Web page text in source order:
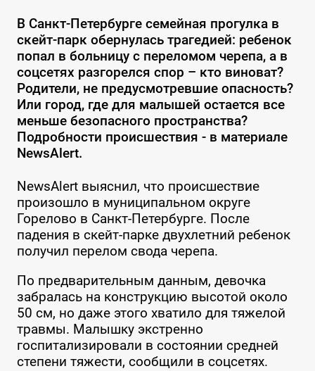
В Санкт-Петербурге семейная прогулка в
скейт-парк обернулась трагедией: ребенок
попал в больницу с переломом черепа, а в
соцсетях разгорелся спор – кто виноват?
Родители, не предусмотревшие опасность?
Или город, где для малышей остается все
меньше безопасного пространства?
Подробности происшествия - в материале
NewsAlert.
NewsAlert выяснил, что происшествие
произошло в муниципальном округе
Горелово в Санкт-Петербурге. После
падения в скейт-парке двухлетний ребенок
получил перелом свода черепа.
По предварительным данным, девочка
забралась на конструкцию высотой около
50 см, но даже этого хватило для тяжелой
травмы. Малышку экстренно
госпитализировали в состоянии средней
степени тяжести, сообщили в соцсетях.